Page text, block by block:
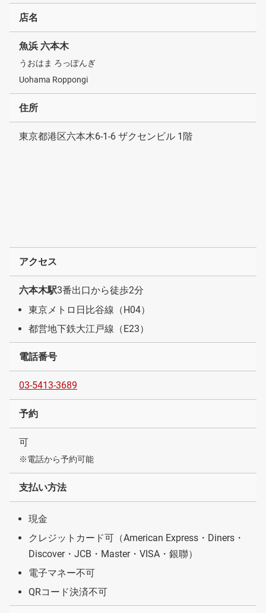
店名
魚浜 六本木
うおはま ろっぽんぎ
Uohama Roppongi
住所
東京都港区六本木6-1-6 ザクセンビル 1階
アクセス
六本木駅3番出口から徒歩2分
東京メトロ日比谷線（H04）
都営地下鉄大江戸線（E23）
電話番号
03-5413-3689
予約
可
※電話から予約可能
支払い方法
現金
クレジットカード可（American Express・Diners・
Discover・JCB・Master・VISA・銀聯）
電子マネー不可
QRコード決済不可